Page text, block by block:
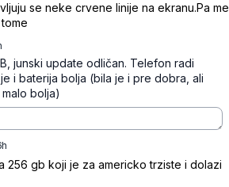
se neke crvene linije na ekranu.Pa me
junski update odličan. Telefon radi
i baterija bolja (bila je i pre dobra, ali
bolja)
256 gb koji je za americko trziste i dolazi